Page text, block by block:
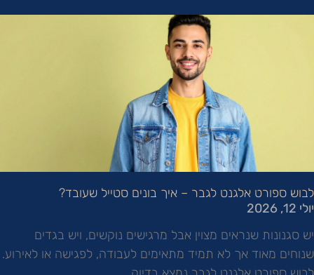
לבוש ספורט אלגנט לגבר – איך בונים סטייל שעובד?
יולי 12, 2026
יש סגנונות שנראים מצוין אבל מרגישים נוקשים, ויש בגדים
שנוחים מאוד אך לא תמיד מתאימים לעבודה, לפגישה או לאירוע.